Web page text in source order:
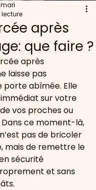
après
que faire ?
après
laisse pas
porte abîmée. Elle
sur votre
vos proches ou
ce moment-là,
pas de bricoler
mais de remettre le
sécurité
et sans